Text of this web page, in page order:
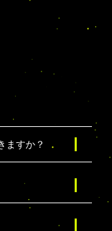
ますか？